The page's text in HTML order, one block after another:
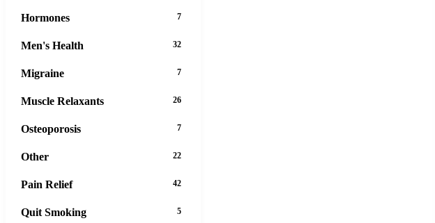
Hormones 7
Men's Health 32
Migraine 7
Muscle Relaxants 26
Osteoporosis 7
Other 22
Pain Relief 42
Quit Smoking 5